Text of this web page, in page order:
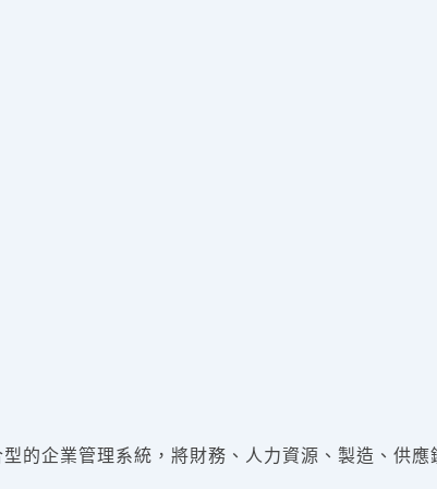
企業管理系統，將財務、人力資源、製造、供應